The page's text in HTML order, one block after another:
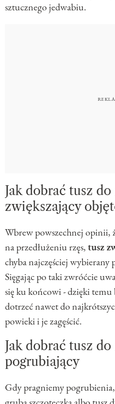
sztucznego jedwabiu.
Jak dobrać tusz
zwiększający
Wbrew powszechnej opinii,
na przedłużeniu rzęs,tusz
chyba najczęściej
Sięgając po taki zwróćcie
się ku końcowi - dzięki temu
dotrzeć nawet do
powieki i je zagęścić.
Jak dobrać tusz
pogrubiający
Gdy pragniemy